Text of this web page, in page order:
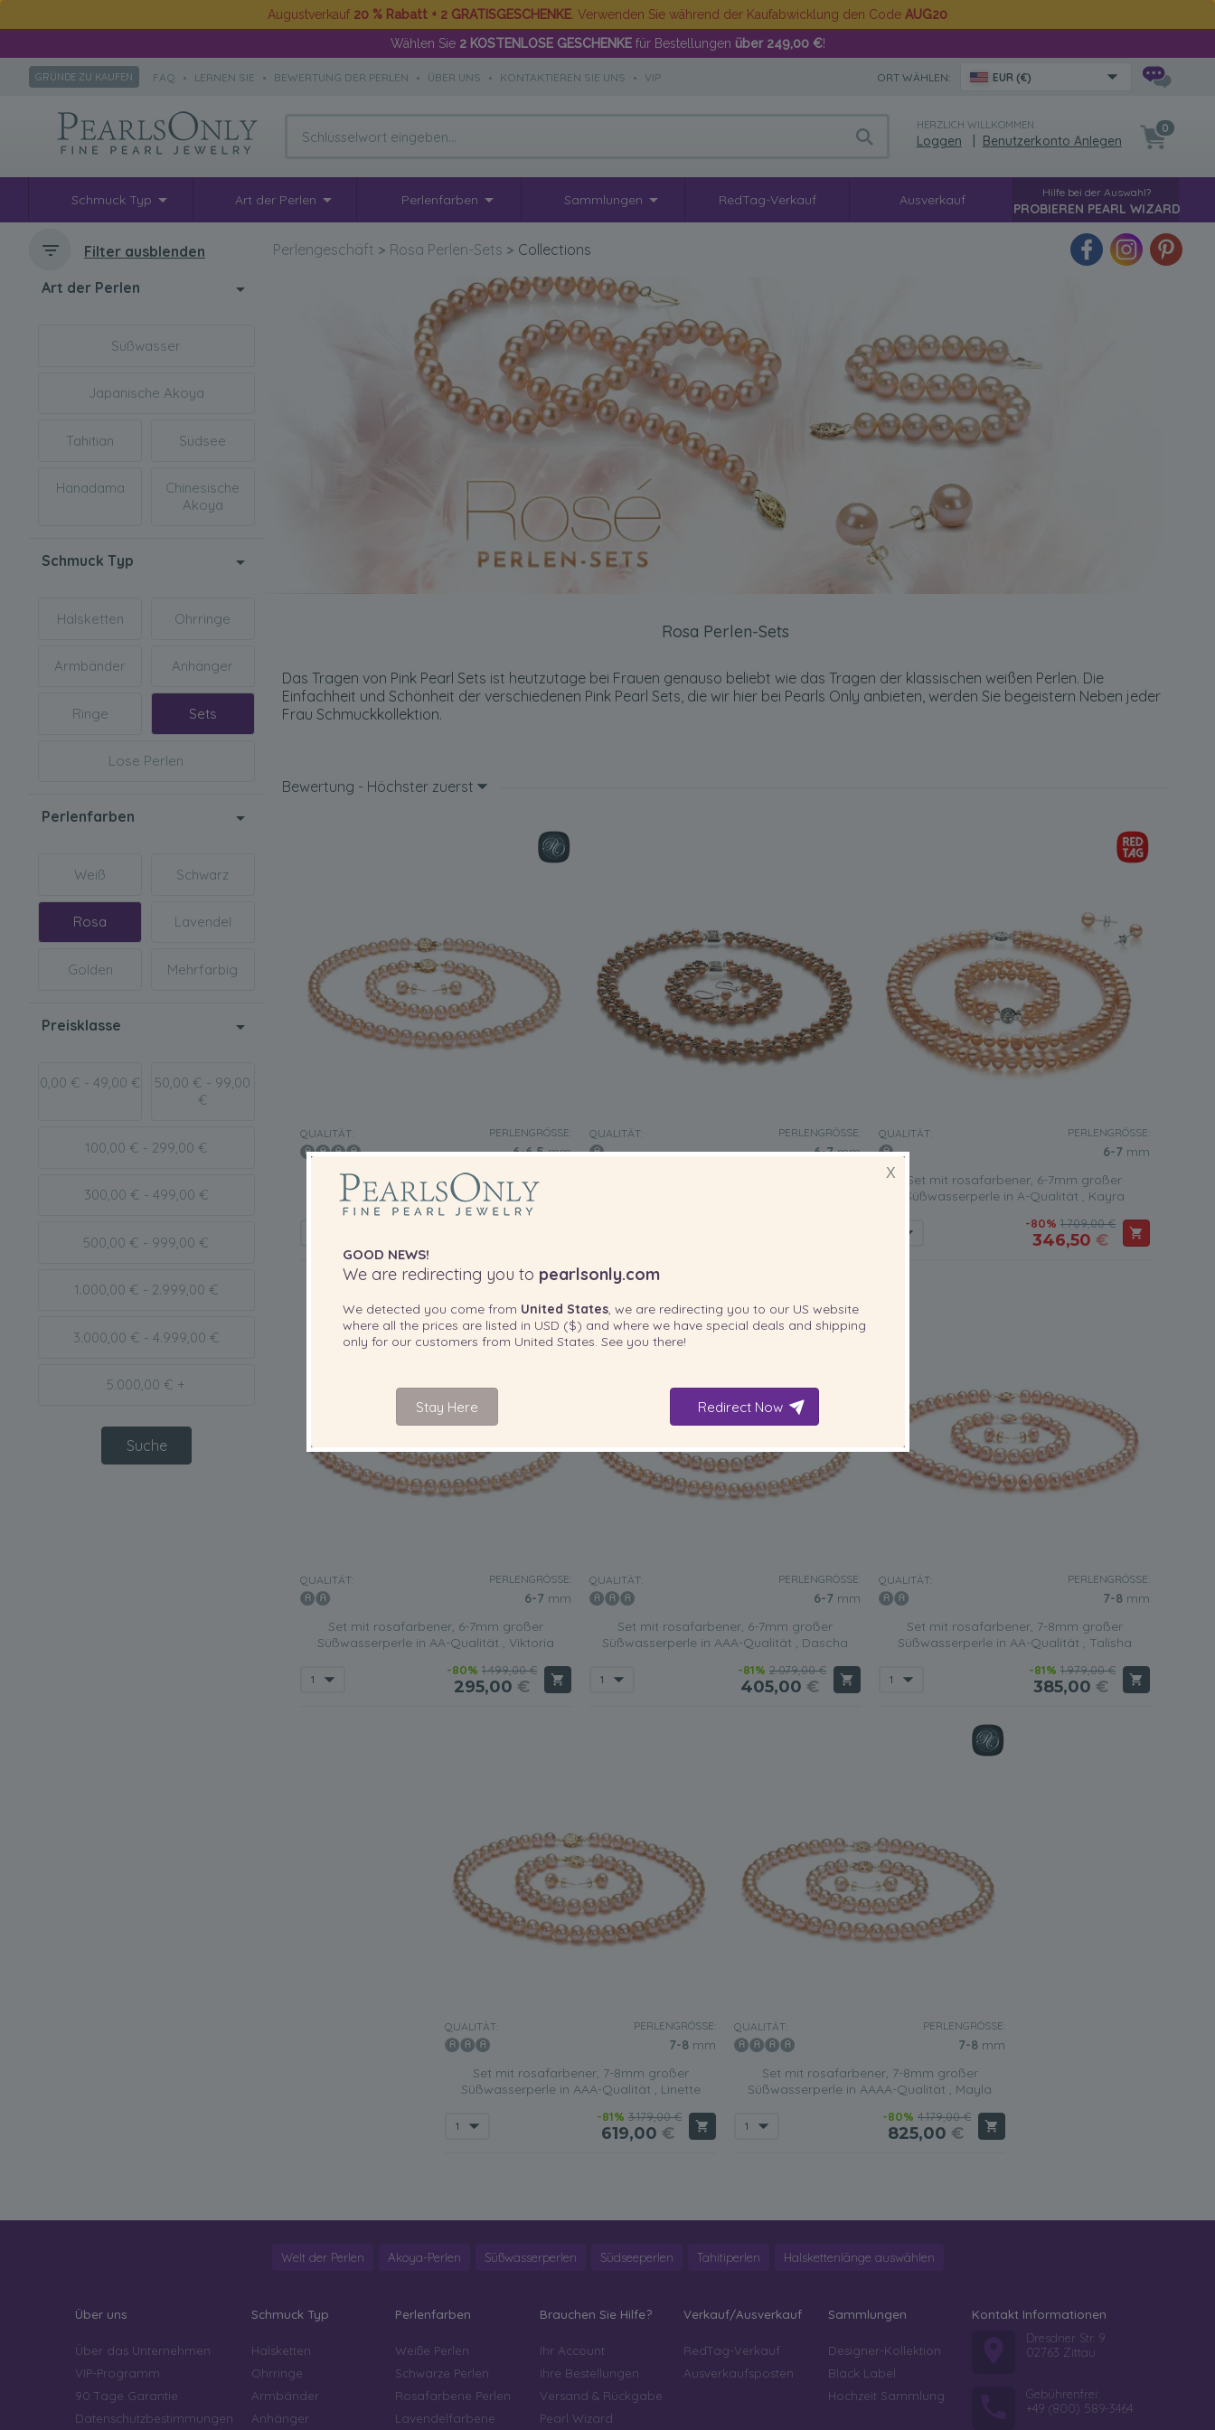
Augustverkauf 20 % Rabatt + 2 GRATISGESCHENKE . Verwenden Sie während der Kaufabwicklung den Code AUG20
Wählen Sie 2 KOSTENLOSE GESCHENKEfür Bestellungen über 249,00 €!
GRÜNDE ZU KAUFEN FAQ • LERNEN SIE • BEWERTUNG DER PERLEN • ÜBER UNS • KONTAKTIEREN SIE UNS • VIP ORT WÄHLEN: EUR (€)
HERZLICH WILLKOMMEN
Loggen Benutzerkonto Anlegen
0
Schmuck Typ Art der Perlen Perlenfarben Sammlungen RedTag-Verkauf Ausverkauf Hilfe bei der Auswahl?
PROBIEREN PEARL WIZARD
Art der Perlen
Süßwasser
Japanische Akoya
Tahitian Südsee
Hanadama
Chinesische
Akoya
Schmuck Typ
Halsketten Ohrringe
Armbänder Anhänger
Ringe Sets
Lose Perlen
Perlenfarben
Weiß Schwarz
Rosa Lavendel
Golden Mehrfarbig
Preisklasse
0,00 € - 49,00 €
50,00 € - 99,00
€
100,00 € - 299,00 €
300,00 € - 499,00 €
500,00 € - 999,00 €
1.000,00 € - 2.999,00 €
3.000,00 € - 4.999,00 €
5.000,00 € +
Filter ausblenden Perlengeschäft > Rosa Perlen-Sets > Collections
Rosa Perlen-Sets
Das Tragen von Pink Pearl Sets ist heutzutage bei Frauen genauso beliebt wie das Tragen der klassischen weißen Perlen. Die
Einfachheit und Schönheit der verschiedenen Pink Pearl Sets, die wir hier bei Pearls Only anbieten, werden Sie begeistern Neben jeder
Frau Schmuckkollektion.
Bewertung - Höchster zuerst
QUALITÄT: PERLENGRÖSSE:
6-6.5mm
Set mit rosafarbener, 6-6.5mm großer
Süßwasserperle in AAAA-Qualität , Jola
QUALITÄT: PERLENGRÖSSE:
6-7mm
QUALITÄT: PERLENGRÖSSE:
6-7 mm
Set mit rosafarbener, 6-7mm großer
Süßwasserperle in A-Qualität , Kayra
-80% 1.709,00 €
346,50 €
QUALITÄT: PERLENGRÖSSE:
6-7 mm
Set mit rosafarbener, 6-7mm großer
Süßwasserperle in AA-Qualität , Viktoria
-80% 1.499,00 €
295,00 €
QUALITÄT: PERLENGRÖSSE:
6-7 mm
Set mit rosafarbener, 6-7mm großer
Süßwasserperle in AAA-Qualität , Dascha
-81% 2.079,00 €
405,00 €
QUALITÄT: PERLENGRÖSSE:
7-8 mm
Set mit rosafarbener, 7-8mm großer
Süßwasserperle in AA-Qualität , Talisha
-81% 1.979,00 €
385,00 €
QUALITÄT: PERLENGRÖSSE:
7-8 mm
Set mit rosafarbener, 7-8mm großer
Süßwasserperle in AAA-Qualität , Linette
-81% 3.179,00 €
619,00 €
QUALITÄT: PERLENGRÖSSE:
7-8 mm
Set mit rosafarbener, 7-8mm großer
Süßwasserperle in AAAA-Qualität , Mayla
-80% 4.179,00 €
825,00 €
Welt der Perlen Akoya-Perlen Süßwasserperlen Südseeperlen Tahitiperlen Halskettenlänge auswählen
Über uns
Über das Unternehmen
VIP-Programm
90 Tage Garantie
Datenschutzbestimmungen
Schmuck Typ
Halsketten
Ohrringe
Armbänder
Anhänger
Perlenfarben
Weiße Perlen
Schwarze Perlen
Rosafarbene Perlen
Lavendelfarbene
Brauchen Sie Hilfe?
Ihr Account
Ihre Bestellungen
Versand & Rückgabe
Pearl Wizard
Verkauf/Ausverkauf
RedTag-Verkauf
Ausverkaufsposten
Sammlungen
Designer-Kollektion
Black Label
Hochzeit Sammlung
Kontakt Informationen
Dresdner Str. 9
02763 Zittau
Gebührenfrei:
+49 (800) 589-3464
X
GOOD NEWS!
We are redirecting you to pearlsonly.com
We detected you come from United States, we are redirecting you to our US website
where all the prices are listed in USD ($) and where we have special deals and shipping
only for our customers from United States . See you there!
Stay Here Redirect Now